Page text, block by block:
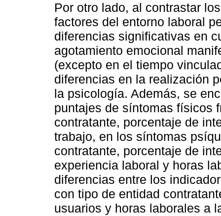
Por otro lado, al contrastar
factores del entorno laboral
diferencias significativas en
agotamiento emocional
(excepto en el tiempo
diferencias en la realización
la psicología. Además, se
puntajes de síntomas físicos
contratante, porcentaje de
trabajo, en los síntomas
contratante, porcentaje de
experiencia laboral y horas
diferencias entre los
con tipo de entidad
usuarios y horas laborales a